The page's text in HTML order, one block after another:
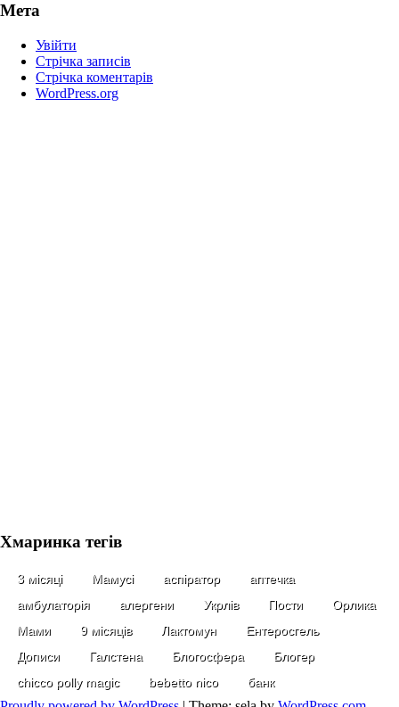
Мета
Увійти
Стрічка записів
Стрічка коментарів
WordPress.org
Хмаринка тегів
3 місяці Мамусі аспіратор
аптечка
амбулаторія
алергени Укрлів Пости
Орлика
Мами
9 місяців Лактомун
Ентеросгель
Дописи
Галстена Блогосфера
Блогер
chicco polly magic
bebetto nico банк